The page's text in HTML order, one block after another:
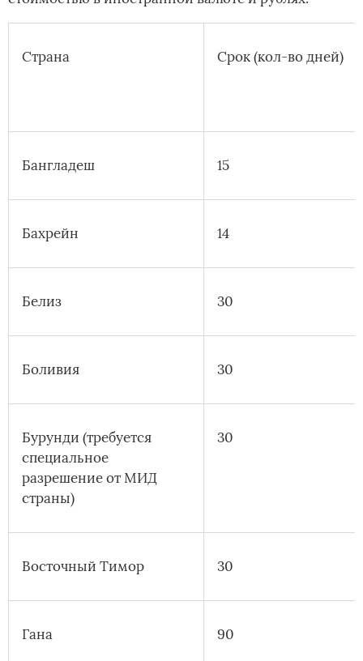
Страна Срок (кол-во дней)
Бангладеш 15
Бахрейн 14
Белиз 30
Боливия 30
Бурунди (требуется
специальное
разрешение от МИД
страны)
30
Восточный Тимор 30
Гана 90